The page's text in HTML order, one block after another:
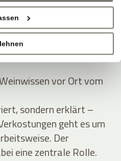
des Stroblhofs.
die Reben an der
Keller entstehen Weine
vor Ort vom
sondern erklärt –
geht es um
Der
eine zentrale Rolle.